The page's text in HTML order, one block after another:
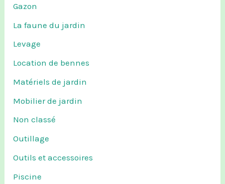
Gazon
La faune du jardin
Levage
Location de bennes
Matériels de jardin
Mobilier de jardin
Non classé
Outillage
Outils et accessoires
Piscine